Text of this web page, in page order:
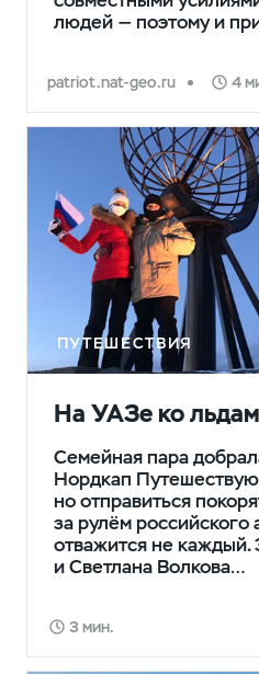
людей — поэтому и
patriot.nat-geo.ru 4
ПУТЕШЕСТВИЯ
На УАЗе ко льдам
Семейная пара
Нордкап
но отправиться
за рулём российского
отважится не
и Светлана Волкова…
3 мин.